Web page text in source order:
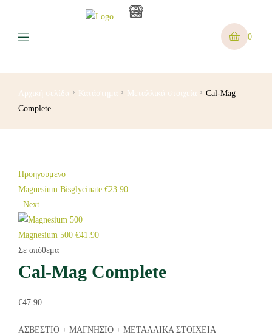
0
Αρχική σελίδα Κατάστημα Μεταλλικά στοιχεία
Cal-Mag
Complete
Προηγούμενο
Magnesium Bisglycinate €23.90
Next
Magnesium 500 €41.90
Σε απόθεμα
Cal-Mag Complete
€47.90
ΑΣΒΕΣΤΙΟ + ΜΑΓΝΗΣΙΟ + ΜΕΤΑΛΛΙΚΑ ΣΤΟΙΧΕΙΑ